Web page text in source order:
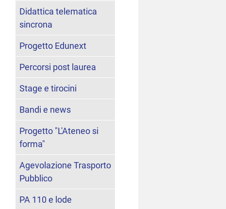
Didattica telematica
sincrona
Progetto Edunext
Percorsi post laurea
Stage e tirocini
Bandi e news
Progetto "L'Ateneo si
forma"
Agevolazione Trasporto
Pubblico
PA 110 e lode